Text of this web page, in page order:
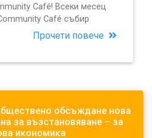
Café! Всеки месец
Café събир
Прочети повече
обсъждане нова
за възстановяване – за
икономика